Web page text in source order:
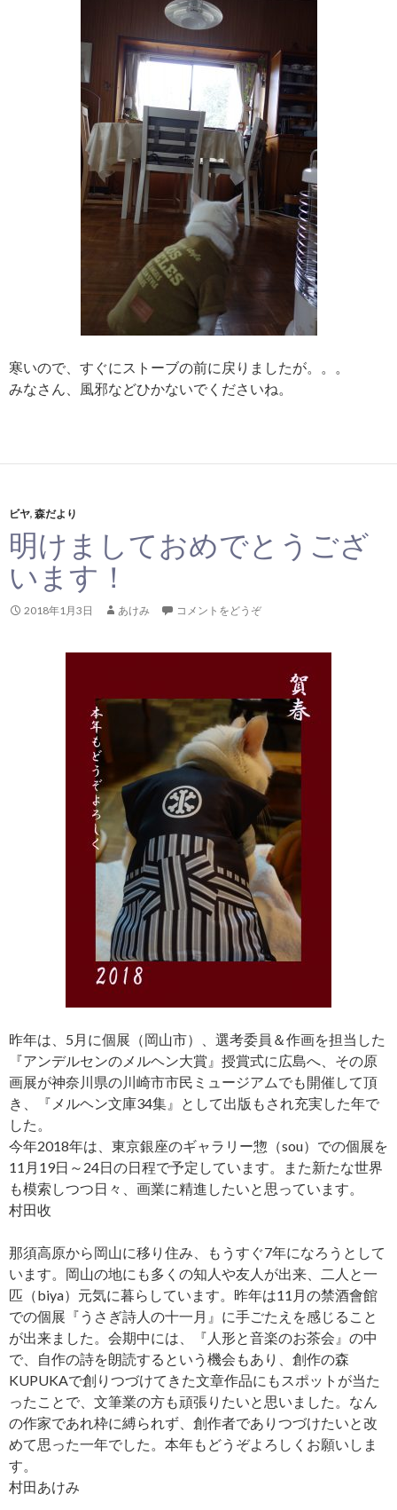
寒いので、すぐにストーブの前に戻りましたが。。。
みなさん、風邪などひかないでくださいね。
ビヤ, 森だより
明けましておめでとうござ
います！
2018年1月3日 あけみ コメントをどうぞ
昨年は、5月に個展（岡山市）、選考委員＆作画を担当した
『アンデルセンのメルヘン大賞』授賞式に広島へ、その原
画展が神奈川県の川崎市市民ミュージアムでも開催して頂
き、『メルヘン文庫34集』として出版もされ充実した年で
した。
今年2018年は、東京銀座のギャラリー惣（sou）での個展を
11月19日～24日の日程で予定しています。また新たな世界
も模索しつつ日々、画業に精進したいと思っています。
村田收
那須高原から岡山に移り住み、もうすぐ7年になろうとして
います。岡山の地にも多くの知人や友人が出来、二人と一
匹（biya）元気に暮らしています。昨年は11月の禁酒會館
での個展『うさぎ詩人の十一月』に手ごたえを感じること
が出来ました。会期中には、『人形と音楽のお茶会』の中
で、自作の詩を朗読するという機会もあり、創作の森
KUPUKAで創りつづけてきた文章作品にもスポットが当た
ったことで、文筆業の方も頑張りたいと思いました。なん
の作家であれ枠に縛られず、創作者でありつづけたいと改
めて思った一年でした。本年もどうぞよろしくお願いしま
す。
村田あけみ